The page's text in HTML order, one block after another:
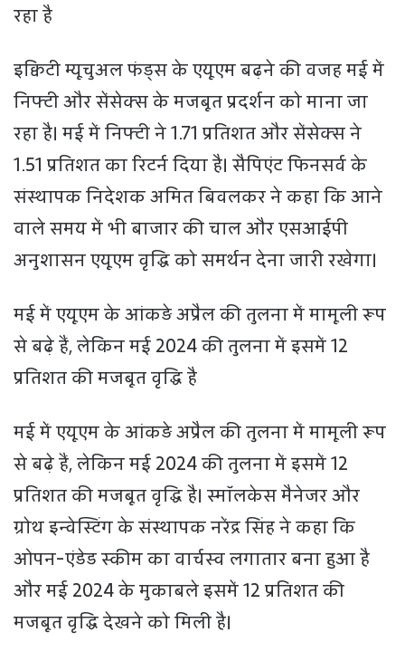
रहा है
इक्विटी म्यूचुअल फंड्स के एयूएम बढ़ने की वजह मई में
निफ्टी और सेंसेक्स के मजबूत प्रदर्शन को माना जा
रहा है। मई में निफ्टी ने 1.71 प्रतिशत और सेंसेक्स ने
1.51 प्रतिशत का रिटर्न दिया है। सैपिएंट फिनसर्व के
संस्थापक निदेशक अमित बिवलकर ने कहा कि आने
वाले समय में भी बाजार की चाल और एसआईपी
अनुशासन एयूएम वृद्धि को समर्थन देना जारी रखेगा।
मई में एयूएम के आंकड़े अप्रैल की तुलना में मामूली रूप
से बढ़े हैं, लेकिन मई 2024 की तुलना में इसमें 12
प्रतिशत की मजबूत वृद्धि है
मई में एयूएम के आंकड़े अप्रैल की तुलना में मामूली रूप
से बढ़े हैं, लेकिन मई 2024 की तुलना में इसमें 12
प्रतिशत की मजबूत वृद्धि है। स्मॉलकेस मैनेजर और
ग्रोथ इन्वेस्टिंग के संस्थापक नरेंद्र सिंह ने कहा कि
ओपन-एंडेड स्कीम का वार्चस्व लगातार बना हुआ है
और मई 2024 के मुकाबले इसमें 12 प्रतिशत की
मजबूत वृद्धि देखने को मिली है।